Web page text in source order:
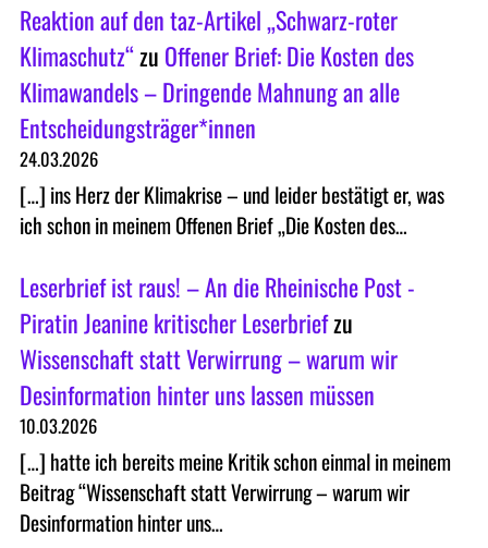
Reaktion auf den taz-Artikel „Schwarz-roter
Klimaschutz“zu Offener Brief: Die Kosten des
Klimawandels – Dringende Mahnung an alle
Entscheidungsträger*innen
24.03.2026
[…] ins Herz der Klimakrise – und leider bestätigt er, was
ich schon in meinem Offenen Brief „Die Kosten des…
Leserbrief ist raus! – An die Rheinische Post -
Piratin Jeanine kritischer Leserbriefzu
Wissenschaft statt Verwirrung – warum wir
Desinformation hinter uns lassen müssen
10.03.2026
[…] hatte ich bereits meine Kritik schon einmal in meinem
Beitrag “Wissenschaft statt Verwirrung – warum wir
Desinformation hinter uns…